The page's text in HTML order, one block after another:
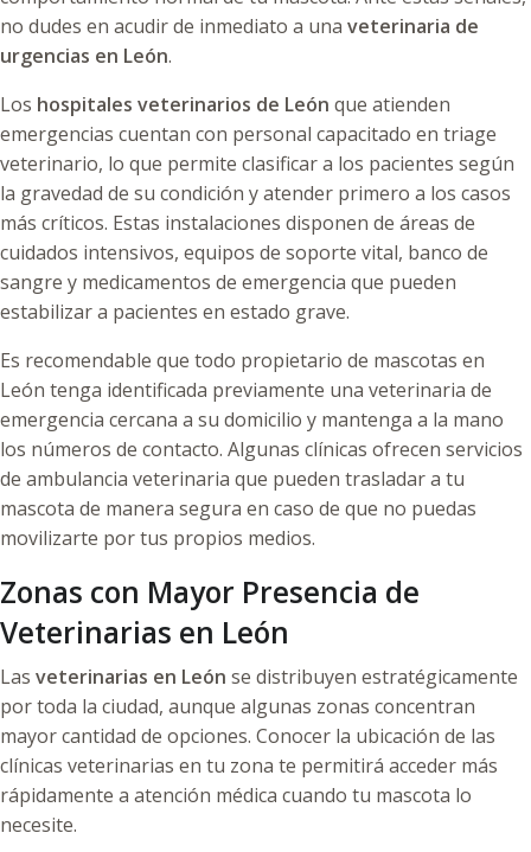
no dudes en acudir de inmediato a una veterinaria de
urgencias en León.
Los hospitales veterinarios de León que atienden
emergencias cuentan con personal capacitado en triage
veterinario, lo que permite clasificar a los pacientes según
la gravedad de su condición y atender primero a los casos
más críticos. Estas instalaciones disponen de áreas de
cuidados intensivos, equipos de soporte vital, banco de
sangre y medicamentos de emergencia que pueden
estabilizar a pacientes en estado grave.
Es recomendable que todo propietario de mascotas en
León tenga identificada previamente una veterinaria de
emergencia cercana a su domicilio y mantenga a la mano
los números de contacto. Algunas clínicas ofrecen servicios
de ambulancia veterinaria que pueden trasladar a tu
mascota de manera segura en caso de que no puedas
movilizarte por tus propios medios.
Zonas con Mayor Presencia de
Veterinarias en León
Las veterinarias en León se distribuyen estratégicamente
por toda la ciudad, aunque algunas zonas concentran
mayor cantidad de opciones. Conocer la ubicación de las
clínicas veterinarias en tu zona te permitirá acceder más
rápidamente a atención médica cuando tu mascota lo
necesite.